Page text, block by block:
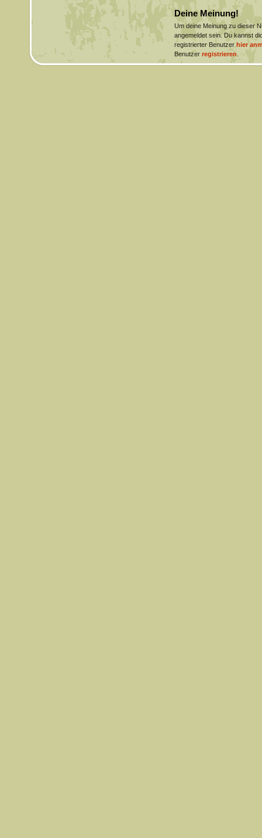
Deine Meinung!
Um deine Meinung zu dieser
angemeldet sein. Du kannst
registrierter Benutzerhier
Benutzer registrieren.